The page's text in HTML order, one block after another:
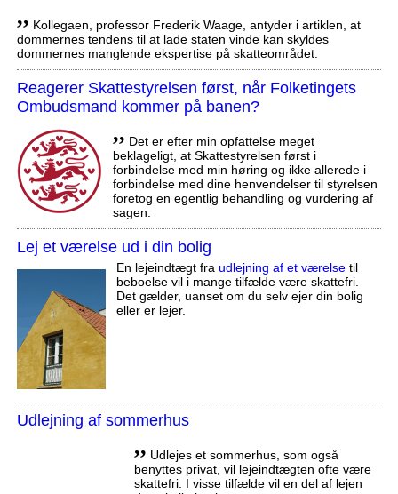
,, Kollegaen, professor Frederik Waage, antyder i artiklen, at
dommernes tendens til at lade staten vinde kan skyldes
dommernes manglende ekspertise på skatteområdet.
Reagerer Skattestyrelsen først, når Folketingets
Ombudsmand kommer på banen?
,, Det er efter min opfattelse meget
beklageligt, at Skattestyrelsen først i
forbindelse med min høring og ikke allerede i
forbindelse med dine henvendelser til styrelsen
foretog en egentlig behandling og vurdering af
sagen.
Lej et værelse ud i din bolig
En lejeindtægt fra udlejning af et værelsetil
beboelse vil i mange tilfælde være skattefri.
Det gælder, uanset om du selv ejer din bolig
eller er lejer.
Udlejning af sommerhus
,, Udlejes et sommerhus, som også
benyttes privat, vil lejeindtægten ofte være
skattefri. I visse tilfælde vil en del af lejen